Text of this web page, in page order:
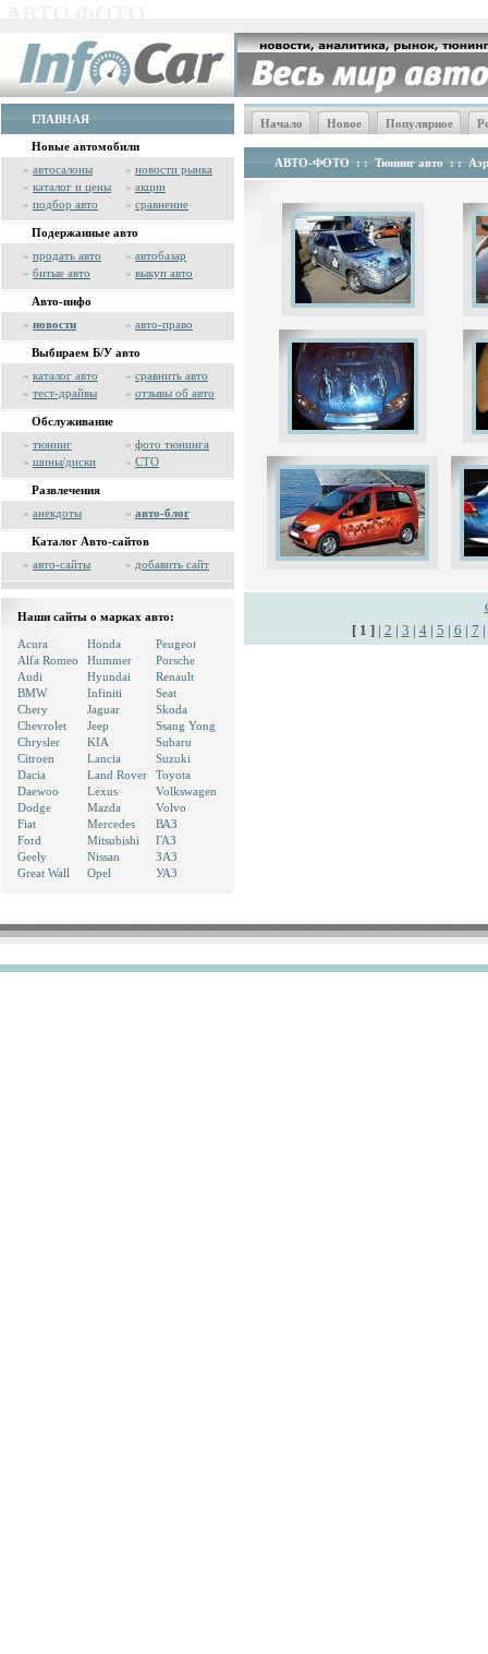
ГЛАВНАЯ
Новые автомобили
» автосалоны » новости рынка
» каталог и цены » акции
» подбор авто » сравнение
Подержанные авто
» продать авто » автобазар
» битые авто » выкуп авто
Авто-инфо
» новости » авто-право
Выбираем Б/У авто
» каталог авто » сравнить авто
» тест-драйвы » отзывы об авто
Обслуживание
» тюнинг » фото тюнинга
» шины/диски » СТО
Развлечения
» анекдоты » авто-блог
Каталог Авто-сайтов
» авто-сайты » добавить сайт
Наши сайты о марках авто:
Acura
Alfa Romeo
Audi
BMW
Chery
Chevrolet
Chrysler
Citroen
Dacia
Daewoo
Dodge
Fiat
Ford
Geely
Great Wall
Honda
Hummer
Hyundai
Infiniti
Jaguar
Jeep
KIA
Lancia
Land Rover
Lexus
Mazda
Mercedes
Mitsubishi
Nissan
Opel
Peugeot
Porsche
Renault
Seat
Skoda
Ssang Yong
Subaru
Suzuki
Toyota
Volkswagen
Volvo
ВАЗ
ГАЗ
ЗАЗ
УАЗ
Начало Новое Популярное
АВТО-ФОТО : : Тюнинг авто : :
[ 1 ]| 2 | 3 | 4| 5 | 6 | 7 |